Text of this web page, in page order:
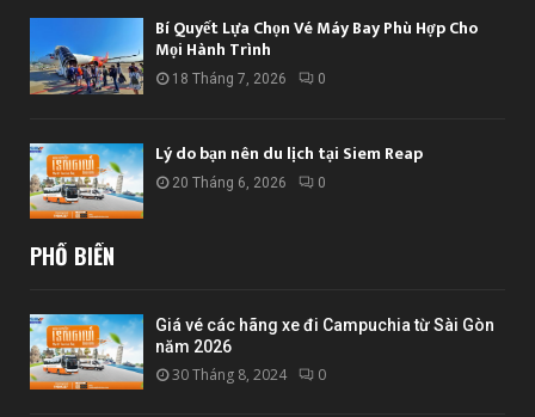
Bí Quyết Lựa Chọn Vé Máy Bay Phù Hợp Cho
Mọi Hành Trình
18 Tháng 7, 2026 0
Lý do bạn nên du lịch tại Siem Reap
20 Tháng 6, 2026 0
PHỔ BIẾN
Giá vé các hãng xe đi Campuchia từ Sài Gòn
năm 2026
30 Tháng 8, 2024 0